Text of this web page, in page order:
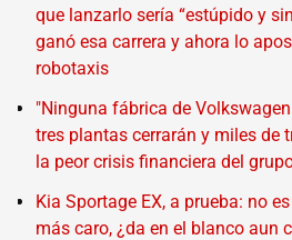
que lanzarlo sería “estúpido y
ganó esa carrera y ahora lo
robotaxis
"Ninguna fábrica de
tres plantas cerrarán y miles de
la peor crisis financiera del
Kia Sportage EX, a prueba: no
más caro, ¿da en el blanco aun